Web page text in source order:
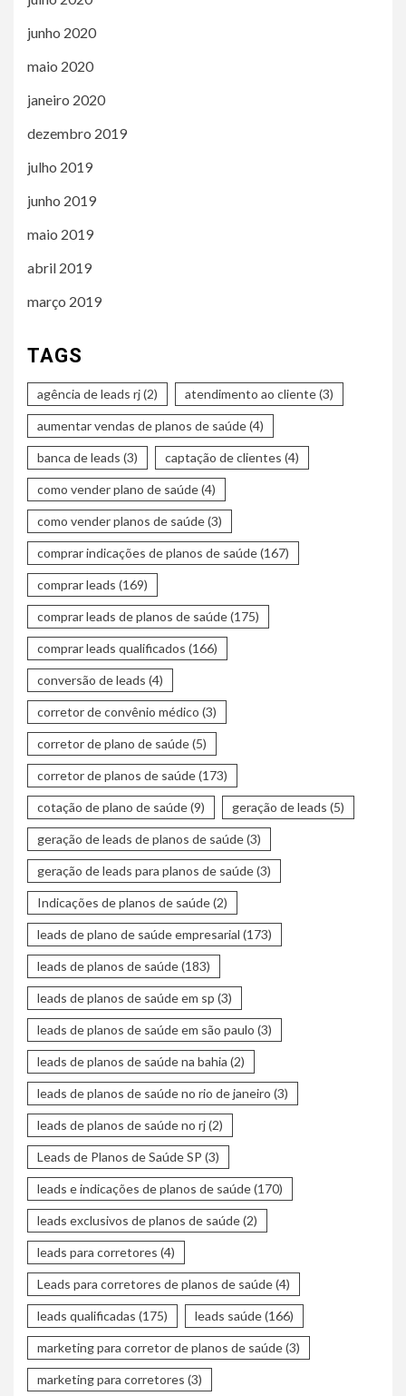
junho 2020
maio 2020
janeiro 2020
dezembro 2019
julho 2019
junho 2019
maio 2019
abril 2019
março 2019
TAGS
agência de leads rj(2) atendimento ao cliente(3)
aumentar vendas de planos de saúde(4)
banca de leads (3) captação de clientes (4)
como vender plano de saúde(4)
como vender planos de saúde(3)
comprar indicações de planos de saúde(167)
comprar leads (169)
comprar leads de planos de saúde(175)
comprar leads qualificados (166)
conversão de leads (4)
corretor de convênio médico (3)
corretor de plano de saúde(5)
corretor de planos de saúde(173)
cotação de plano de saúde(9) geração de leads (5)
geração de leads de planos de saúde(3)
geração de leads para planos de saúde(3)
Indicações de planos de saúde(2)
leads de plano de saúde empresarial (173)
leads de planos de saúde(183)
leads de planos de saúde em sp (3)
leads de planos de saúde em são paulo (3)
leads de planos de saúde na bahia (2)
leads de planos de saúde no rio de janeiro (3)
leads de planos de saúde no rj(2)
Leads de Planos de Saúde SP (3)
leads e indicações de planos de saúde(170)
leads exclusivos de planos de saúde(2)
leads para corretores (4)
Leads para corretores de planos de saúde(4)
leads qualificadas (175) leads saúde(166)
marketing para corretor de planos de saúde(3)
marketing para corretores (3)